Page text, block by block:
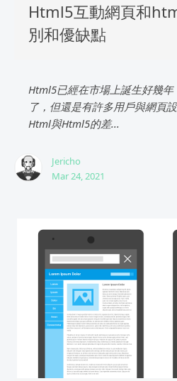
Html5互動網頁和
別和優缺點
Html5已經在市場上誕生好幾
了，但還是有許多用戶與網頁
Html與Html5的差...
Jericho
Mar 24, 2021